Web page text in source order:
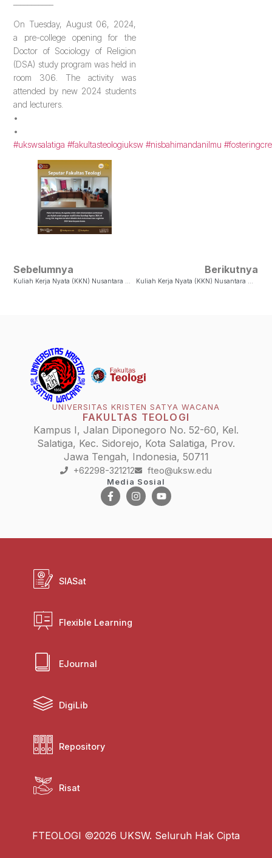
On Tuesday, August 06, 2024,
a pre-college opening for the
Doctor of Sociology of Religion
(DSA) study program was held in
room 306. The activity was
attended by new 2024 students
and lecturers.
•
•
#ukswsalatiga #fakultasteologiuksw #nisbahimandanilmu
Sebelumnya Berikutnya
UNIVERSITAS KRISTEN SATYA WACANA
FAKULTAS TEOLOGI
Kampus I, Jalan Diponegoro No. 52-60, Kel.
Salatiga, Kec. Sidorejo, Kota Salatiga, Prov.
Jawa Tengah, Indonesia, 50711
+62298-321212 fteo@uksw.edu
Media Sosial
SIASat
Flexible Learning
EJournal
DigiLib
Repository
Risat
FTEOLOGI ©2026 UKSW. Seluruh Hak Cipta